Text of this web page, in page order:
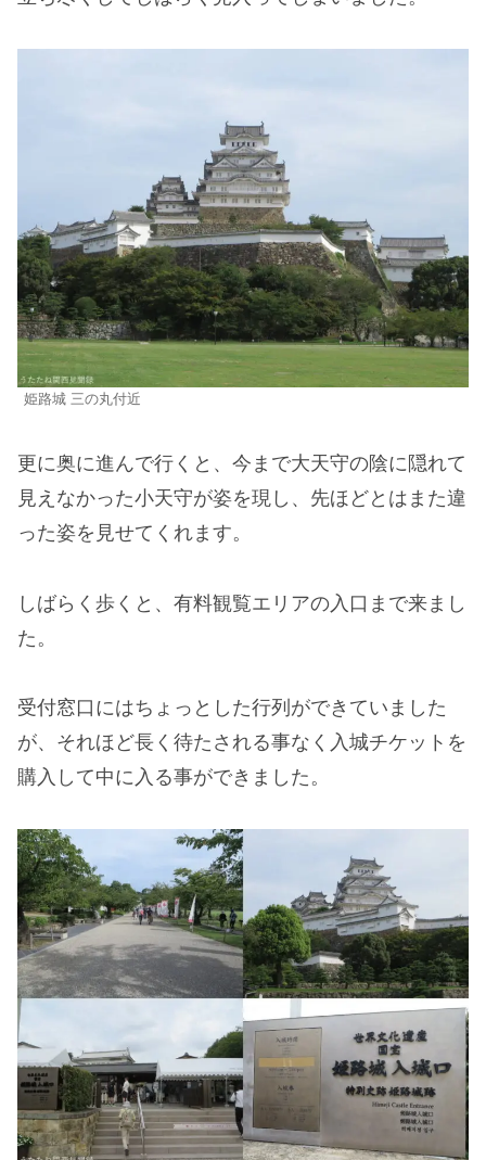
姫路城 三の丸付近
更に奥に進んで行くと、今まで大天守の陰に隠れて
見えなかった小天守が姿を現し、先ほどとはまた違
った姿を見せてくれます。
しばらく歩くと、有料観覧エリアの入口まで来まし
た。
受付窓口にはちょっとした行列ができていました
が、それほど長く待たされる事なく入城チケットを
購入して中に入る事ができました。